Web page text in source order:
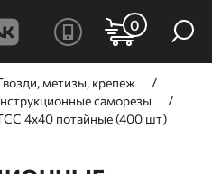
0
метизы, крепеж
саморезы
4х40 потайные (400 шт)